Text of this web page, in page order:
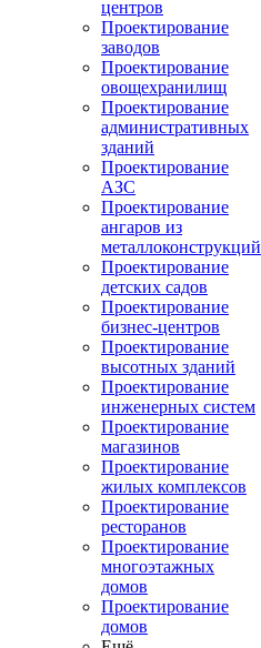
центров
Проектирование
заводов
Проектирование
овощехранилищ
Проектирование
административных
зданий
Проектирование
АЗС
Проектирование
ангаров из
металлоконструкций
Проектирование
детских садов
Проектирование
бизнес-центров
Проектирование
высотных зданий
Проектирование
инженерных систем
Проектирование
магазинов
Проектирование
жилых комплексов
Проектирование
ресторанов
Проектирование
многоэтажных
домов
Проектирование
домов